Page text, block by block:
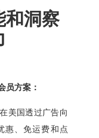
和洞察
员方案：
美国透过广告向
惠、免运费和点